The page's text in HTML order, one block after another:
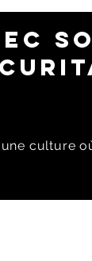
culture